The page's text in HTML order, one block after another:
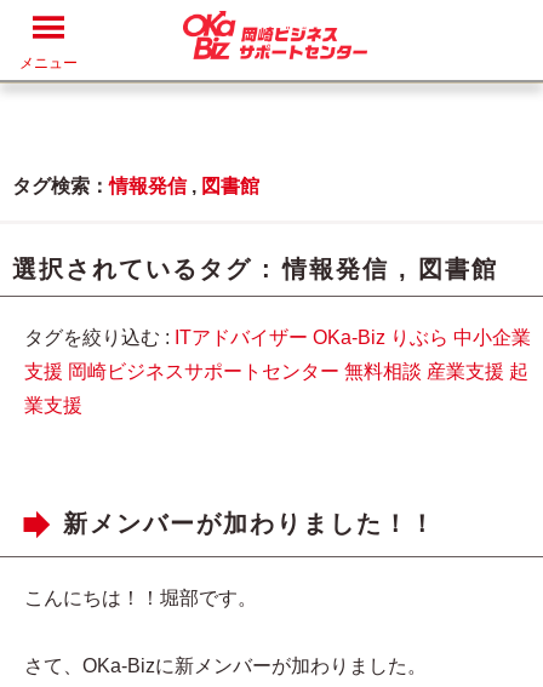
メニュー
タグ検索：情報発信, 図書館
選択されているタグ :情報発信 , 図書館
タグを絞り込む : ITアドバイザー OKa-Biz りぶら 中小企業
支援 岡崎ビジネスサポートセンター 無料相談 産業支援 起
業支援
新メンバーが加わりました！！
こんにちは！！堀部です。
さて、OKa-Bizに新メンバーが加わりました。